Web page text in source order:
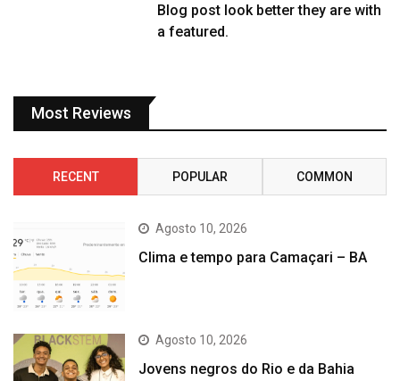
Blog post look better they are with
a featured.
Most Reviews
RECENT POPULAR COMMON
Agosto 10, 2026
Clima e tempo para Camaçari – BA
Agosto 10, 2026
Jovens negros do Rio e da Bahia